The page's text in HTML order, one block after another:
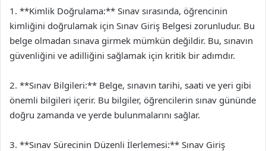
1. **Kimlik Doğrulama:** Sınav sırasında, öğrencinin
kimliğini doğrulamak için Sınav Giriş Belgesi zorunludur. Bu
belge olmadan sınava girmek mümkün değildir. Bu, sınavın
güvenliğini ve adilliğini sağlamak için kritik bir adımdır.
2. **Sınav Bilgileri:** Belge, sınavın tarihi, saati ve yeri gibi
önemli bilgileri içerir. Bu bilgiler, öğrencilerin sınav gününde
doğru zamanda ve yerde bulunmalarını sağlar.
3. **Sınav Sürecinin Düzenli İlerlemesi:** Sınav Giriş